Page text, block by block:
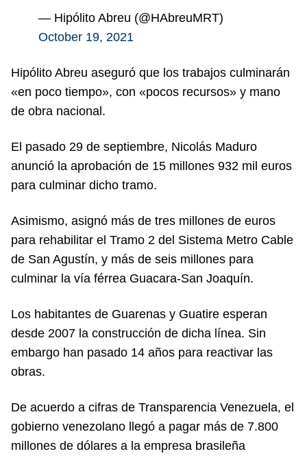
— Hipólito Abreu (@HAbreuMRT)
October 19, 2021
Hipólito Abreu aseguró que los trabajos culminarán
«en poco tiempo», con «pocos recursos» y mano
de obra nacional.
El pasado 29 de septiembre, Nicolás Maduro
anunció la aprobación de 15 millones 932 mil euros
para culminar dicho tramo.
Asimismo, asignó más de tres millones de euros
para rehabilitar el Tramo 2 del Sistema Metro Cable
de San Agustín, y más de seis millones para
culminar la vía férrea Guacara-San Joaquín.
Los habitantes de Guarenas y Guatire esperan
desde 2007 la construcción de dicha línea. Sin
embargo han pasado 14 años para reactivar las
obras.
De acuerdo a cifras de Transparencia Venezuela, el
gobierno venezolano llegó a pagar más de 7.800
millones de dólares a la empresa brasileña